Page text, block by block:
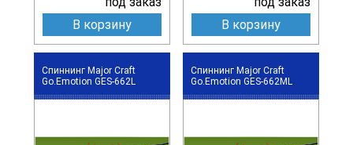
В корзину
В корзину
Спиннинг Major Craft
Go.Emotion GES-662L
Спиннинг Major Craft
Go.Emotion GES-662ML